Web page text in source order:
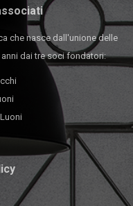
che nasce dall'unione delle
dai tre soci fondatori: